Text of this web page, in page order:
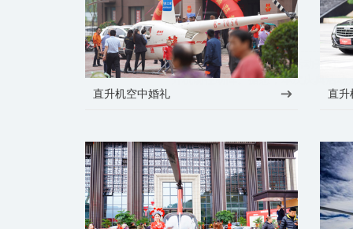
2021-06-05 重庆一酒吧租赁400万直升机助
近日重庆一酒吧商业庆典活动开启
升机前往助阵。据悉，本次庆典活动
直升机空中婚礼
直升